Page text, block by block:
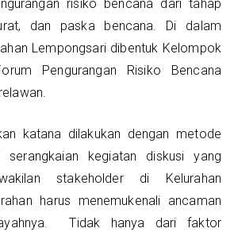
risiko bencana dari tahap
dan paska bencana. Di dalam
Lempongsari dibentuk Kelompok
Pengurangan Risiko Bencana
katana dilakukan dengan metode
serangkaian kegiatan diskusi yang
stakeholder di Kelurahan
harus menemukenali ancaman
Tidak hanya dari faktor